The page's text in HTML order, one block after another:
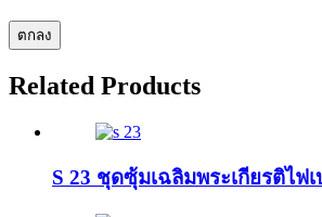
Related Products
S 23 ชุดซุ้มเฉลิมพระเกียรติไฟ